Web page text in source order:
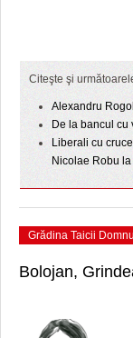
HARTA
PRIMĂRIILE
SFATURI
Citeşte şi
Alexandru
De la bancul cu
Liberali cu
Nicolae Robu
Grădina Taicii
Bolojan,